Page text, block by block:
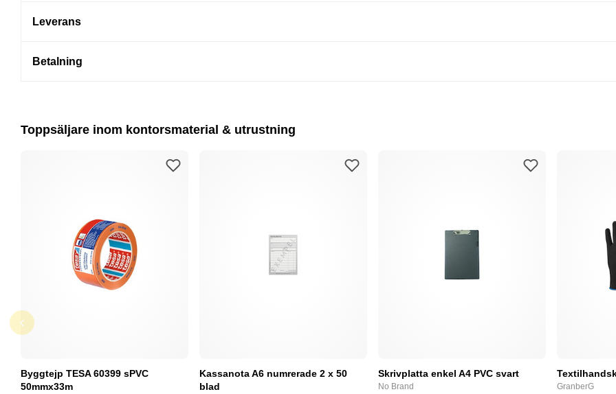
Leverans
Betalning
Toppsäljare inom kontorsmaterial & utrustning
Byggtejp TESA 60399 sPVC
50mmx33m
Kassanota A6 numrerade 2 x 50
blad
Skrivplatta enkel A4 PVC svart
No Brand GranberG